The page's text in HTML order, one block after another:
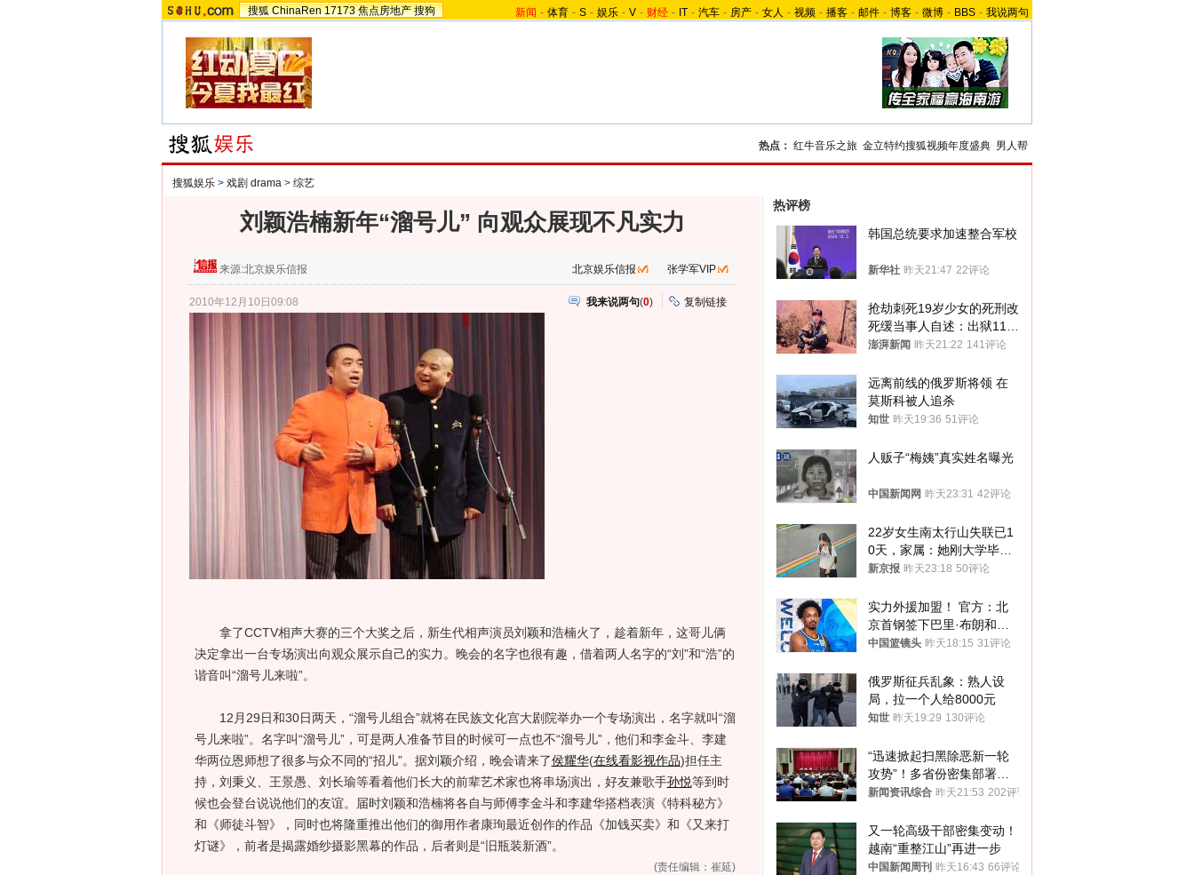
搜狐 ChinaRen 17173 焦点房地产 搜狗 新闻 - 体育 - S - 娱乐 - V - 财经 - IT - 汽车 - 房产 - 女人 - 视频 - 播客 - 邮件 - 博客 - 微博 - BBS - 我说两句
热点： 红牛音乐之旅 金立特约搜狐视频年度盛典 男人帮
搜狐娱乐 > 戏剧 drama > 综艺
刘颖浩楠新年“溜号儿” 向观众展现不凡实力
来源:北京娱乐信报 北京娱乐信报 张学军VIP
2010年12月10日09:08 我来说两句(0) 复制链接
拿了CCTV相声大赛的三个大奖之后，新生代相声演员刘颖和浩楠火了，趁着新年，这哥儿俩
决定拿出一台专场演出向观众展示自己的实力。晚会的名字也很有趣，借着两人名字的“刘”和“浩”的
谐音叫“溜号儿来啦”。
12月29日和30日两天，“溜号儿组合”就将在民族文化宫大剧院举办一个专场演出，名字就叫“溜
号儿来啦”。名字叫“溜号儿”，可是两人准备节目的时候可一点也不“溜号儿”，他们和李金斗、李建
华两位恩师想了很多与众不同的“招儿”。据刘颖介绍，晚会请来了侯耀华(在线看影视作品)担任主
持，刘秉义、王景愚、刘长瑜等看着他们长大的前辈艺术家也将串场演出，好友兼歌手孙悦等到时
候也会登台说说他们的友谊。届时刘颖和浩楠将各自与师傅李金斗和李建华搭档表演《特科秘方》
和《师徒斗智》，同时也将隆重推出他们的御用作者康珣最近创作的作品《加钱买卖》和《又来打
灯谜》，前者是揭露婚纱摄影黑幕的作品，后者则是“旧瓶装新酒”。
(责任编辑：崔延)
热评榜
韩国总统要求加速整合军校
新华社 昨天21:47 22评论
抢劫刺死19岁少女的死刑改
死缓当事人自述：出狱11年
间始终刻意躲避被害人家属
澎湃新闻 昨天21:22 141评论
远离前线的俄罗斯将领 在
莫斯科被人追杀
知世 昨天19:36 51评论
人贩子“梅姨”真实姓名曝光
中国新闻网 昨天23:31 42评论
22岁女生南太行山失联已1
0天，家属：她刚大学毕业
想到山里旅行
新京报 昨天23:18 50评论
实力外援加盟！ 官方：北
京首钢签下巴里·布朗和桑
普森
中国篮镜头 昨天18:15 31评论
俄罗斯征兵乱象：熟人设
局，拉一个人给8000元
知世 昨天19:29 130评论
“迅速掀起扫黑除恶新一轮
攻势”！多省份密集部署，
公布举报方式
新闻资讯综合 昨天21:53 202评论
又一轮高级干部密集变动！
越南“重整江山”再进一步
中国新闻周刊 昨天16:43 66评论